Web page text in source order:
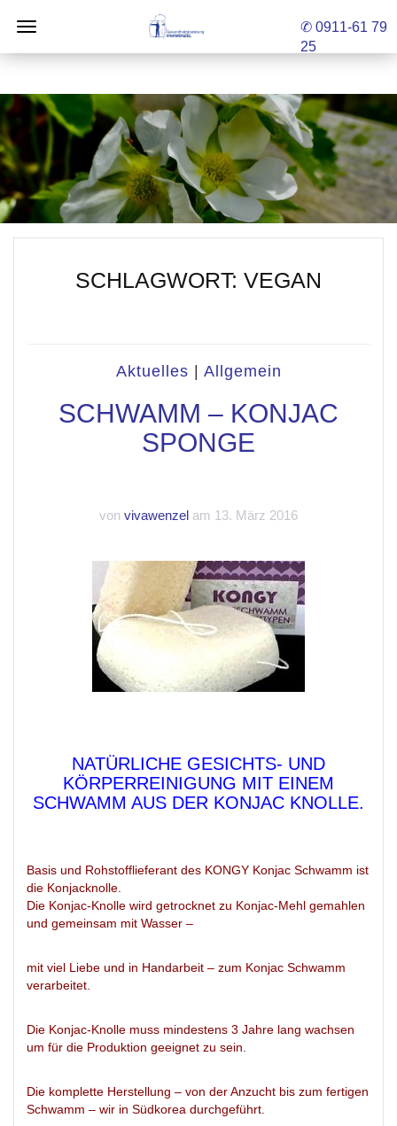
✆ 0911-61 79
25
SCHLAGWORT: VEGAN
Aktuelles Allgemein
SCHWAMM – KONJAC
SPONGE
von vivawenzel am 13. März 2016
NATÜRLICHE GESICHTS- UND
KÖRPERREINIGUNG MIT EINEM
SCHWAMM AUS DER KONJAC KNOLLE.
Basis und Rohstofflieferant des KONGY Konjac Schwamm ist
die Konjacknolle.
Die Konjac-Knolle wird getrocknet zu Konjac-Mehl gemahlen
und gemeinsam mit Wasser –
mit viel Liebe und in Handarbeit – zum Konjac Schwamm
verarbeitet.
Die Konjac-Knolle muss mindestens 3 Jahre lang wachsen
um für die Produktion geeignet zu sein.
Die komplette Herstellung – von der Anzucht bis zum fertigen
Schwamm – wir in Südkorea durchgeführt.